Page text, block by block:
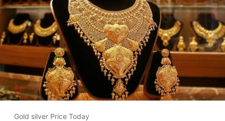
Gold silver Price Today